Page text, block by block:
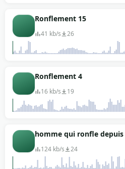
Ronflement 15
41 kb/s 26
Ronflement 4
16 kb/s 19
homme qui ronfle
124 kb/s 24